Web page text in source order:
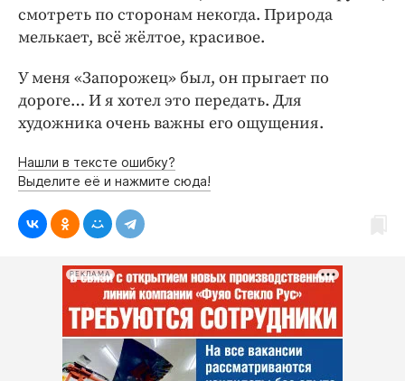
смотреть по сторонам некогда. Природа
мелькает, всё жёлтое, красивое.
У меня «Запорожец» был, он прыгает по
дороге… И я хотел это передать. Для
художника очень важны его ощущения.
Нашли в тексте ошибку?
Выделите её и нажмите сюда!
РЕКЛАМА